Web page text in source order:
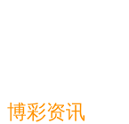
博彩资讯